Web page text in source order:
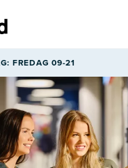
FREDAG 09-21